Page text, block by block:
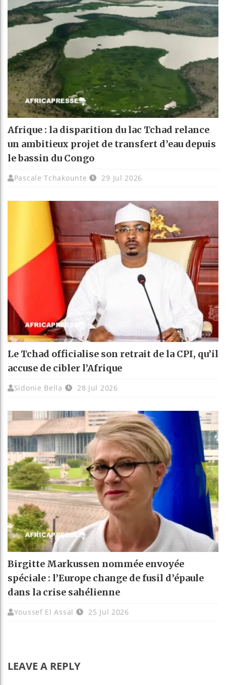
Afrique : la disparition du lac Tchad relance
un ambitieux projet de transfert d’eau depuis
le bassin du Congo
Pascale Tchakounte 29 Jul 2026
Le Tchad officialise son retrait de la CPI, qu’il
accuse de cibler l’Afrique
Sidonie Bella 28 Jul 2026
Birgitte Markussen nommée envoyée
spéciale : l’Europe change de fusil d’épaule
dans la crise sahélienne
Youssef El Assal 25 Jul 2026
LEAVE A REPLY